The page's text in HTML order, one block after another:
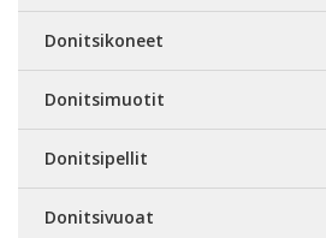
Donitsikoneet
Donitsimuotit
Donitsipellit
Donitsivuoat